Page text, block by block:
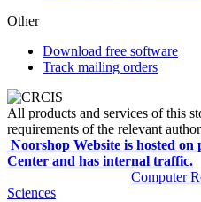
Other
Download free software
Track mailing orders
All products and services of this
requirements of the relevant
Noorshop Website is hosted
Center and has internal traffic.
Computer
Sciences